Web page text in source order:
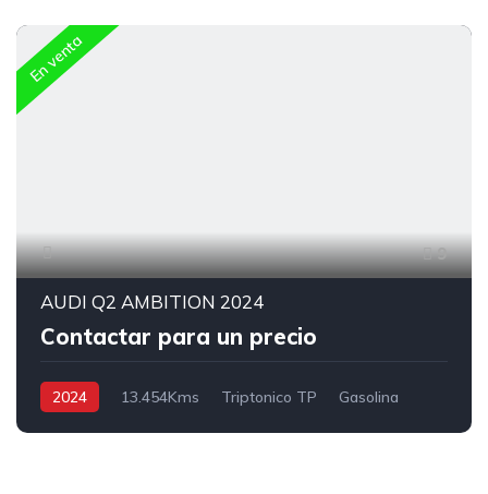
En venta
9
AUDI Q2 AMBITION 2024
Contactar para un precio
2024 13.454Kms Triptonico TP
Gasolina